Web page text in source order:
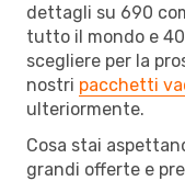
dettagli su 690
tutto il mondo e
scegliere per la
nostri pacchetti
ulteriormente.
Cosa stai
grandi offerte e